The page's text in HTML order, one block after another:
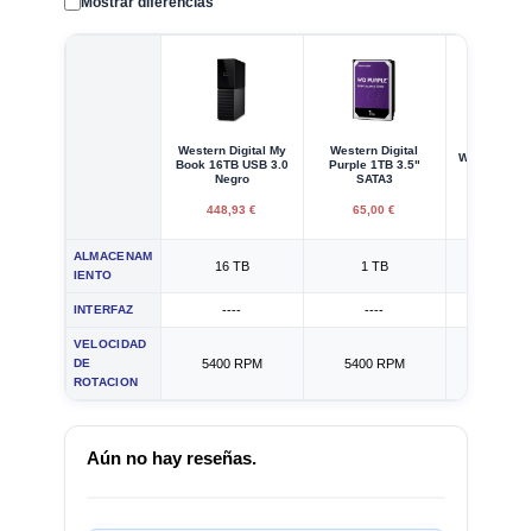
Western Digital My
Book 16TB USB 3.0
Negro
448,93 €
Western Digital
Purple 1TB 3.5"
SATA3
65,00 €
Western
ALMACENAM
IENTO
16 TB 1 TB
INTERFAZ ---- ----
VELOCIDAD
DE
ROTACION
5400 RPM 5400 RPM
Aún no hay reseñas.